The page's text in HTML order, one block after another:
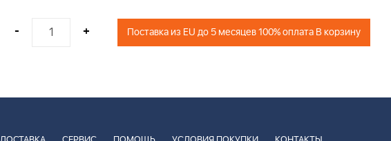
- + Поставка из EU до 5 месяцев 100% оплата В корзину